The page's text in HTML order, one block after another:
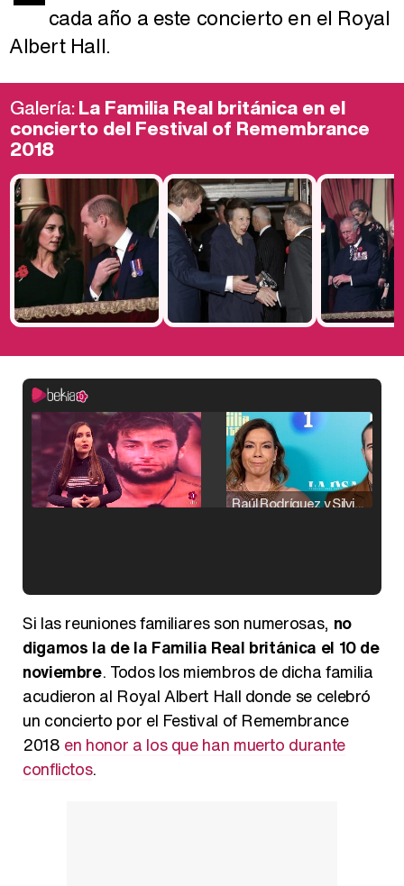
cada año a este concierto en el Royal
Albert Hall.
Galería:La Familia Real británica en el
concierto del Festival of Remembrance
2018
Raúl Rodríguez y Silvia Taulés nos cuentan su papel en 'La familia de la tele'
Si las reuniones familiares son numerosas, no
digamos la de la Familia Real británica el 10 de
noviembre. Todos los miembros de dicha familia
acudieron al Royal Albert Hall donde se celebró
un concierto por el Festival of Remembrance
2018 en honor a los que han muerto durante
conflictos.